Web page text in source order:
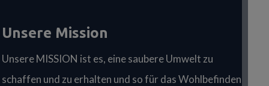
Unsere Mission
Unsere MISSION ist es, eine saubere Umwelt zu
schaffen und zu erhalten und so für das Wohlbefinden